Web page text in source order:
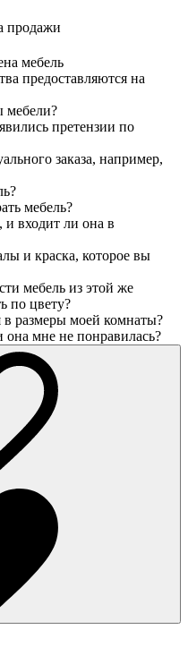
продажи
мебель
предоставляются на
мебели?
претензии по
заказа, например,
мебель?
и входит ли она в
и краска, которое вы
мебель из этой же
по цвету?
в размеры моей комнаты?
она мне не понравилась?